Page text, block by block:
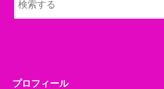
プロフィール